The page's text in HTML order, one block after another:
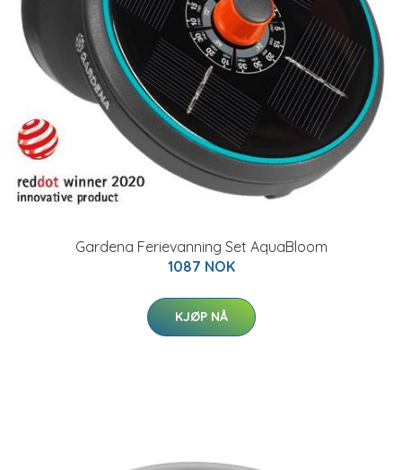
Gardena Ferievanning Set AquaBloom
1087 NOK
KJØP NÅ